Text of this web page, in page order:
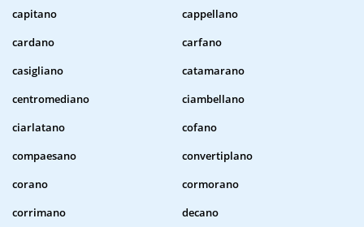
capitano
cappellano
cardano
carfano
casigliano
catamarano
centromediano
ciambellano
ciarlatano
cofano
compaesano
convertiplano
corano
cormorano
corrimano
decano